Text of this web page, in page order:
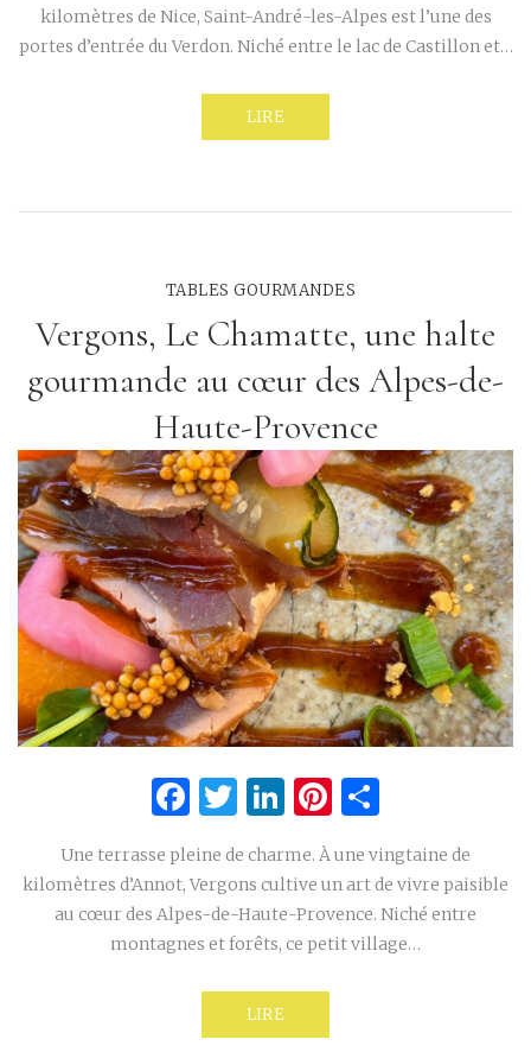
kilomètres de Nice, Saint-André-les-Alpes est l’une des
portes d’entrée du Verdon. Niché entre le lac de Castillon et…
LIRE
TABLES GOURMANDES
Vergons, Le Chamatte, une halte
gourmande au cœur des Alpes-de-
Haute-Provence
Facebook
Twitter
LinkedIn
Pinterest
Une terrasse pleine de charme. À une vingtaine de
kilomètres d’Annot, Vergons cultive un art de vivre paisible
au cœur des Alpes-de-Haute-Provence. Niché entre
montagnes et forêts, ce petit village…
LIRE